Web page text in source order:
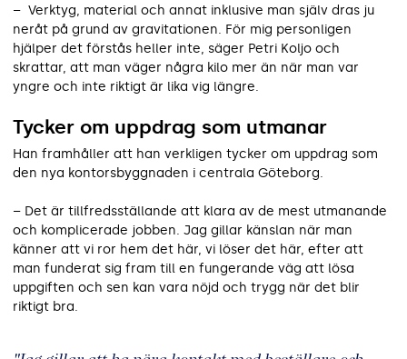
– Verktyg, material och annat inklusive man själv dras ju
neråt på grund av gravitationen. För mig personligen
hjälper det förstås heller inte, säger Petri Koljo och
skrattar, att man väger några kilo mer än när man var
yngre och inte riktigt är lika vig längre.
Tycker om uppdrag som utmanar
Han framhåller att han verkligen tycker om uppdrag som
den nya kontorsbyggnaden i centrala Göteborg.
– Det är tillfredsställande att klara av de mest utmanande
och komplicerade jobben. Jag gillar känslan när man
känner att vi ror hem det här, vi löser det här, efter att
man funderat sig fram till en fungerande väg att lösa
uppgiften och sen kan vara nöjd och trygg när det blir
riktigt bra.